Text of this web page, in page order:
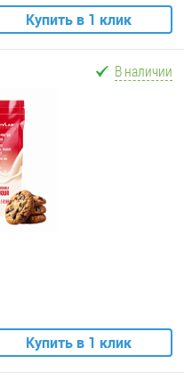
Купить в 1 клик
В наличии
Купить в 1 клик